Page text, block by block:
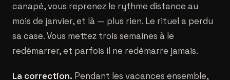
canapé, vous reprenez le rythme distance au
mois de janvier, et là — plus rien. Le rituel a perdu
sa case. Vous mettez trois semaines à le
redémarrer, et parfois il ne redémarre jamais.
La correction. Pendant les vacances ensemble,